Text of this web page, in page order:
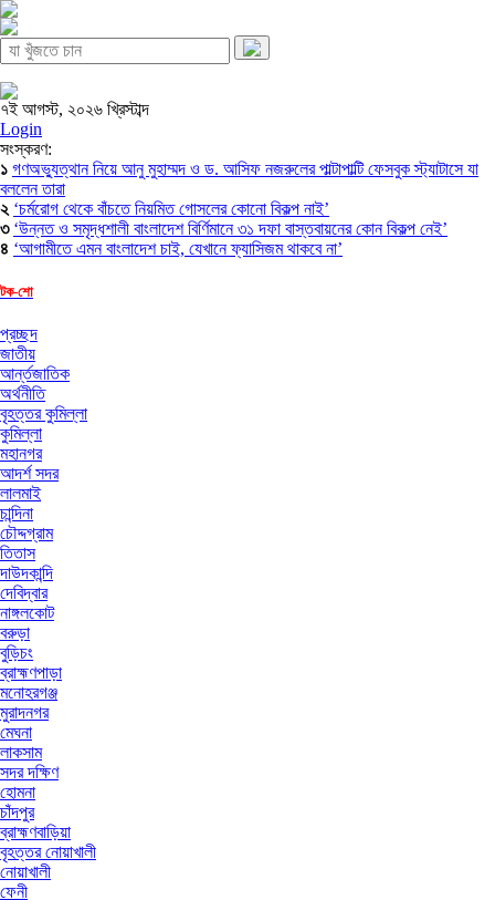
৭ই আগস্ট, ২০২৬ খ্রিস্টাব্দ
Login
সংস্করণ:
১ গণঅভ্যুত্থান নিয়ে আনু মুহাম্মদ ও ড. আসিফ নজরুলের পাল্টাপাল্টি ফেসবুক স্ট্যাটাসে যা
বললেন তারা
২ ‘চর্মরোগ থেকে বাঁচতে নিয়মিত গোসলের কোনো বিকল্প নাই’
৩ ‘উন্নত ও সমৃদ্ধশালী বাংলাদেশ বির্ণিমানে ৩১ দফা বাস্তবায়নের কোন বিকল্প নেই’
৪ ‘আগামীতে এমন বাংলাদেশ চাই, যেখানে ফ্যাসিজম থাকবে না’
টক-শো
প্রচ্ছদ
জাতীয়
আর্ন্তজাতিক
অর্থনীতি
বৃহত্তর কুমিল্লা
কুমিল্লা
মহানগর
আদর্শ সদর
লালমাই
চান্দিনা
চৌদ্দগ্রাম
তিতাস
দাউদকান্দি
দেবিদ্বার
নাঙ্গলকোট
বরুড়া
বুড়িচং
ব্রাহ্মণপাড়া
মনোহরগঞ্জ
মুরাদনগর
মেঘনা
লাকসাম
সদর দক্ষিণ
হোমনা
চাঁদপুর
ব্রাহ্মণবাড়িয়া
বৃহত্তর নোয়াখালী
নোয়াখালী
ফেনী